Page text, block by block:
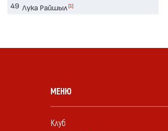
49 Лука Райшыл [1]
МЕНЮ
Клуб